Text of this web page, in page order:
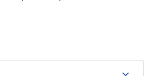
podjetja jih lahko uporabljajo za
prepoznavanje vašega
zavrnete uporabo teh piškotkov,